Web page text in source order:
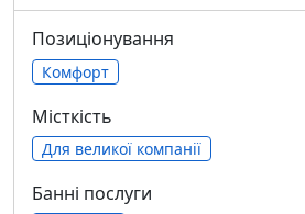
Позиціонування
Комфорт
Місткість
Для великої компанії
Банні послуги